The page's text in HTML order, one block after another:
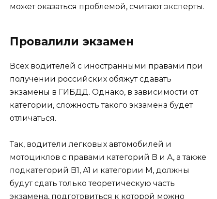
может оказаться проблемой, считают эксперты.
Провалили экзамен
Всех водителей с иностранными правами при
получении российских обяжут сдавать
экзамены в ГИБДД. Однако, в зависимости от
категории, сложность такого экзамена будет
отличаться.
Так, водители легковых автомобилей и
мотоциклов с правами категорий B и A, а также
подкатегорий B1, A1 и категории M, должны
будут сдать только теоретическую часть
экзамена, подготовиться к которой можно